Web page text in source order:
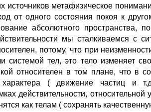
источников метафизическое
от одного состояния покоя к
абсолютного пространства,
мы сталкиваемся с
потому, что при
системой тел, это тело изменяет
относителен в том плане, что в
характера ( движение частиц и
действительности,
как телам ( сохранять